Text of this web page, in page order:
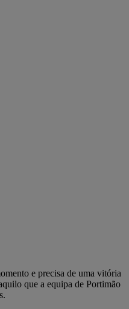
e precisa de uma vitória
que a equipa de Portimão